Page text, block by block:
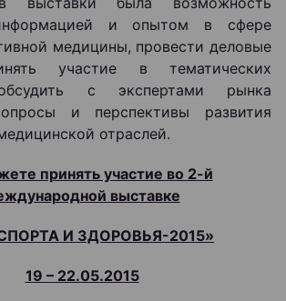
и опытом в сфере
медицины, провести деловые
участие в тематических
с экспертами рынка
и перспективы развития
отраслей.
принять участие во 2-й
выставке
И ЗДОРОВЬЯ-2015»
19 – 22.05.2015